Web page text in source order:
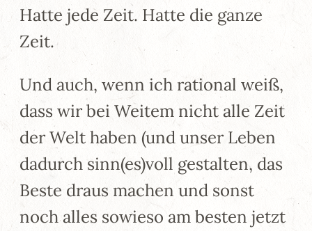
Hatte jede Zeit. Hatte die ganze
Zeit.
Und auch, wenn ich rational weiß,
dass wir bei Weitem nicht alle Zeit
der Welt haben (und unser Leben
dadurch sinn(es)voll gestalten, das
Beste draus machen und sonst
noch alles sowieso am besten jetzt